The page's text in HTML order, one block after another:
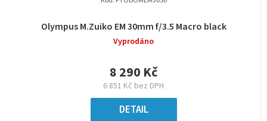
Olympus M.Zuiko EM 30mm f/3.5 Macro black
Vyprodáno
6 851 Kč bez DPH
8 290 Kč
DETAIL